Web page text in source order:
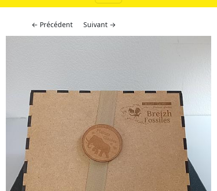
← Précédent Suivant →